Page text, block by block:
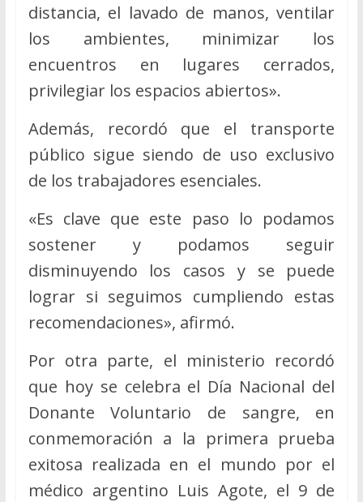
distancia, el lavado de manos, ventilar
los ambientes, minimizar los
encuentros en lugares cerrados,
privilegiar los espacios abiertos».
Además, recordó que el transporte
público sigue siendo de uso exclusivo
de los trabajadores esenciales.
«Es clave que este paso lo podamos
sostener y podamos seguir
disminuyendo los casos y se puede
lograr si seguimos cumpliendo estas
recomendaciones», afirmó.
Por otra parte, el ministerio recordó
que hoy se celebra el Día Nacional del
Donante Voluntario de sangre, en
conmemoración a la primera prueba
exitosa realizada en el mundo por el
médico argentino Luis Agote, el 9 de